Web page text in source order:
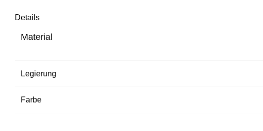
Details
Material
Legierung
Farbe